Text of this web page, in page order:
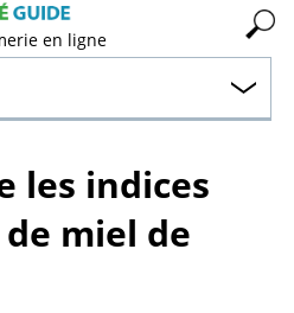
en ligne
les indices
miel de